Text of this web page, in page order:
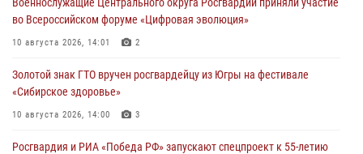
во Всероссийском форуме «Цифровая эволюция»
10 августа 2026, 14:01 2
Золотой знак ГТО вручен росгвардейцу из Югры на фестивале
«Сибирское здоровье»
10 августа 2026, 14:00 3
Росгвардия и РИА «Победа РФ» запускают спецпроект к 55-летию